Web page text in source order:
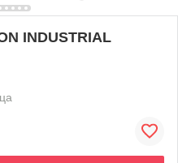
INDUSTRIAL